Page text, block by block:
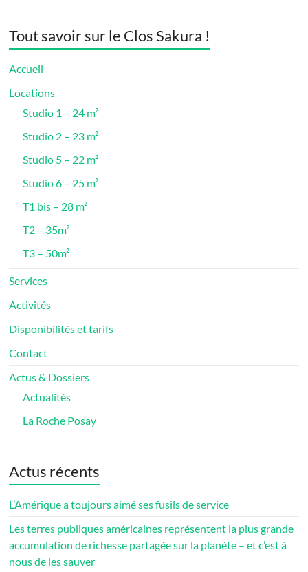
Tout savoir sur le Clos Sakura !
Accueil
Locations
Studio 1 – 24 m²
Studio 2 – 23 m²
Studio 5 – 22 m²
Studio 6 – 25 m²
T1 bis – 28 m²
T2 – 35m²
T3 – 50m²
Services
Activités
Disponibilités et tarifs
Contact
Actus & Dossiers
Actualités
La Roche Posay
Actus récents
L’Amérique a toujours aimé ses fusils de service
Les terres publiques américaines représentent la plus grande
accumulation de richesse partagée sur la planète – et c’est à
nous de les sauver